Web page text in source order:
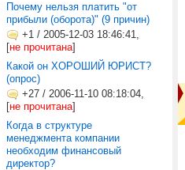
Почему нельзя платить "от
прибыли (оборота)" (9 причин)
+1 / 2005-12-03 18:46:41,
[не прочитана]
Какой он ХОРОШИЙ ЮРИСТ?
(опрос)
+27 / 2006-11-10 08:18:04,
[не прочитана]
Когда в структуре
менеджмента компании
необходим финансовый
директор?